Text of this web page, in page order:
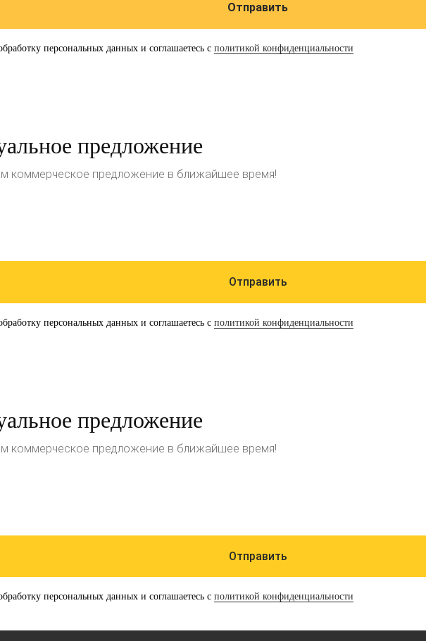
Отправить
персональных данных и соглашаетесь с политикой конфиденциальности
предложение
коммерческое предложение в ближайшее время!
Отправить
персональных данных и соглашаетесь с политикой конфиденциальности
предложение
коммерческое предложение в ближайшее время!
Отправить
персональных данных и соглашаетесь с политикой конфиденциальности